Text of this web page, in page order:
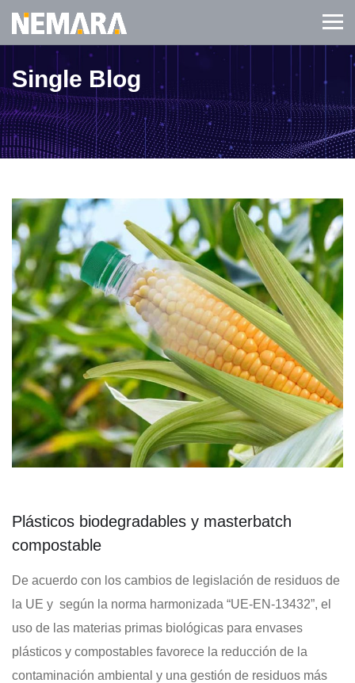
Single Blog
Plásticos biodegradables y masterbatch
compostable
De acuerdo con los cambios de legislación de residuos de
la UE y según la norma harmonizada “UE-EN-13432”, el
uso de las materias primas biológicas para envases
plásticos y compostables favorece la reducción de la
contaminación ambiental y una gestión de residuos más